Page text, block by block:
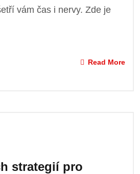
vám čas i nervy. Zde je
Read More
strategií pro